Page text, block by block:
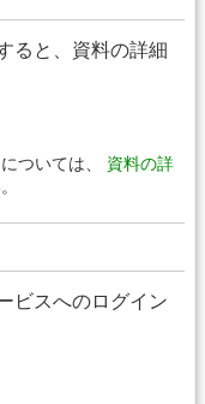
ると、資料の詳細
ついては、 資料の詳
ビスへのログイン